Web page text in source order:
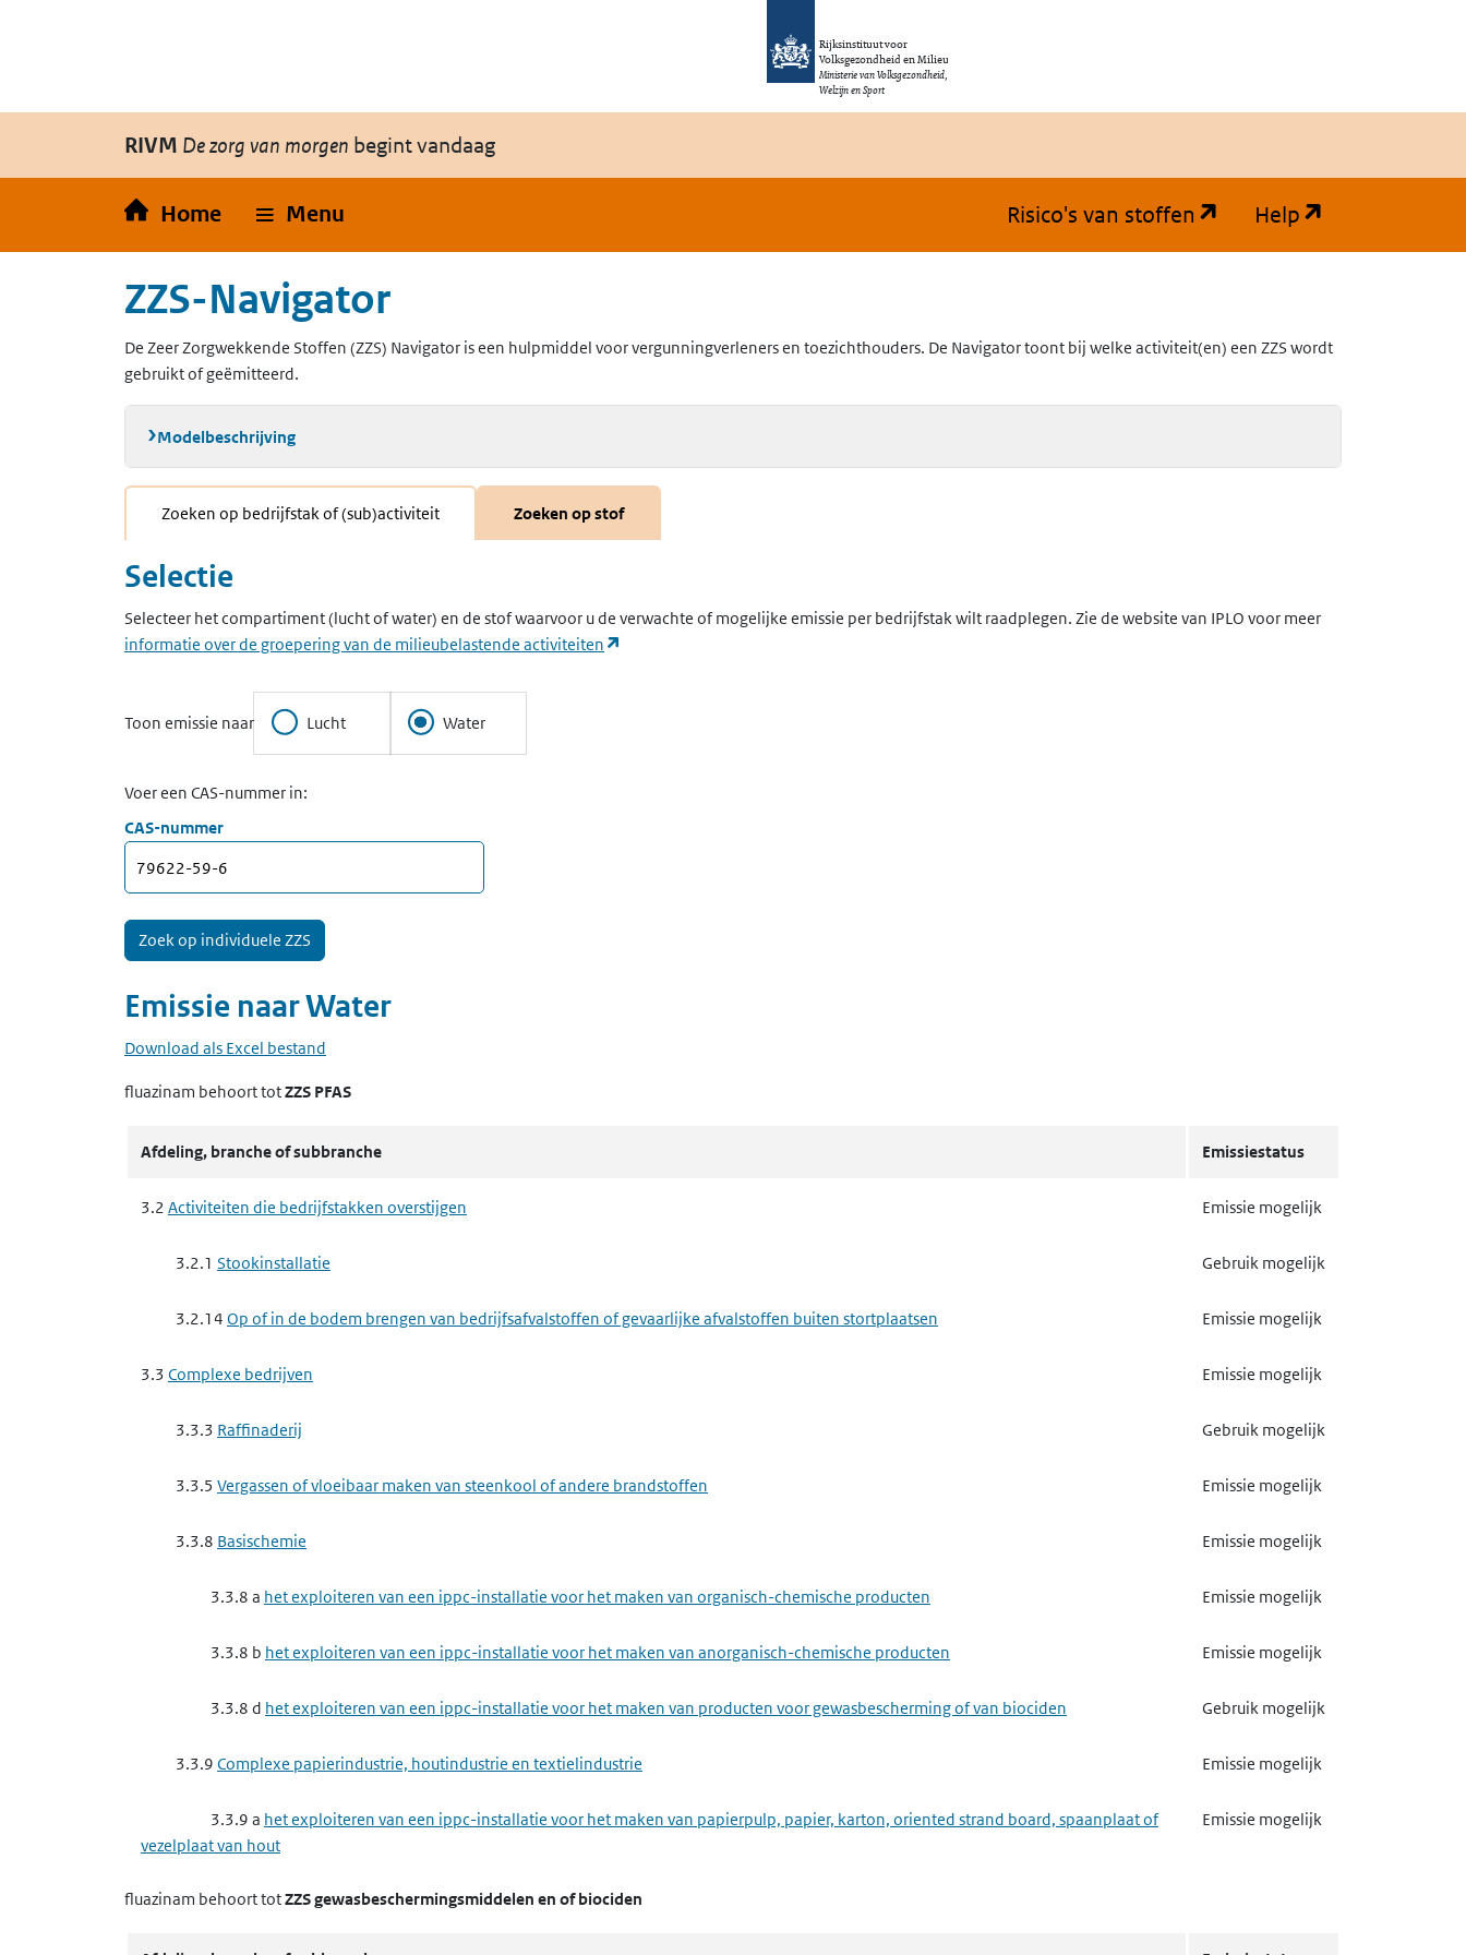
Rijksinstituut voor
Volksgezondheid en Milieu
Ministerie van Volksgezondheid,
Welzijn en Sport
RIVM De zorg van morgen begint vandaag
Home Menu Risico's van stoffen (opent in een nieuw
Help
ZZS-Navigator
De Zeer Zorgwekkende Stoffen (ZZS) Navigator is een hulpmiddel voor vergunningverleners en toezichthouders. De Navigator toont bij welke activiteit(en) een ZZS wordt
gebruikt of geëmitteerd.
Modelbeschrijving
Zoeken op bedrijfstak of (sub)activiteit Zoeken op stof
Selectie
Selecteer het compartiment (lucht of water) en de stof waarvoor u de verwachte of mogelijke emissie per bedrijfstak wilt raadplegen. Zie de website van IPLO voor meer
informatie over de groepering van de milieubelastende activiteiten
Toon emissie naar Lucht Water
Voer een CAS-nummer in:
CAS-nummer
Emissie naarWater
Download als Excel bestand
fluazinam behoort totZZS PFAS
Afdeling, branche of subbranche Emissiestatus
3.2 Activiteiten die bedrijfstakken overstijgen Emissie mogelijk
3.2.1 Stookinstallatie Gebruik mogelijk
3.2.14 Op of in de bodem brengen van bedrijfsafvalstoffen of gevaarlijke afvalstoffen buiten stortplaatsen Emissie mogelijk
3.3 Complexe bedrijven Emissie mogelijk
3.3.3 Raffinaderij Gebruik mogelijk
3.3.5 Vergassen of vloeibaar maken van steenkool of andere brandstoffen Emissie mogelijk
3.3.8 Basischemie Emissie mogelijk
3.3.8 a het exploiteren van een ippc-installatie voor het maken van organisch-chemische producten Emissie mogelijk
3.3.8 b het exploiteren van een ippc-installatie voor het maken van anorganisch-chemische producten Emissie mogelijk
3.3.8 d het exploiteren van een ippc-installatie voor het maken van producten voor gewasbescherming of van biociden Gebruik mogelijk
3.3.9 Complexe papierindustrie, houtindustrie en textielindustrie Emissie mogelijk
3.3.9 a het exploiteren van een ippc-installatie voor het maken van papierpulp, papier, karton, oriented strand board, spaanplaat of
vezelplaat van hout
Emissie mogelijk
3.3.10Afvalbeheer ippc-installaties
fluazinam behoort totZZS gewasbeschermingsmiddelen en of biociden